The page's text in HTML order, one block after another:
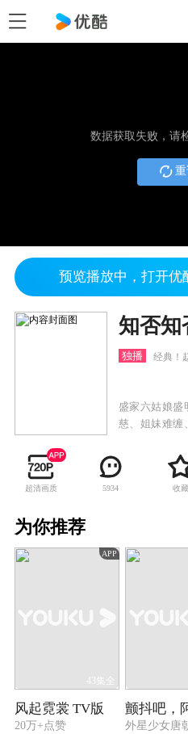
数据获取失败，请
预览播放中，打开优
独播 经典！
盛家六姑娘盛
慈、姐妹难缠
长，在万般打
为母报仇。在
府二公子顾廷
家旁支宗室子
超清画质 5934 收藏
为你推荐
APP
43集全
风起霓裳 TV版
20万+点赞
颤抖吧，
外星少女唐